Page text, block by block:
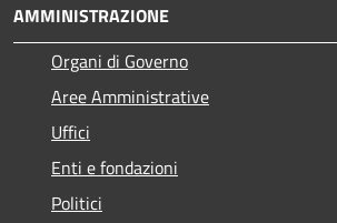
AMMINISTRAZIONE
Organi di Governo
Aree Amministrative
Uffici
Enti e fondazioni
Politici